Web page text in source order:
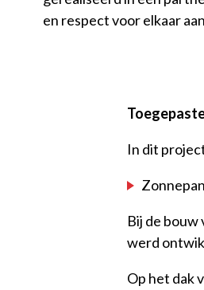
en respect voor elkaar
In dit
Bij de
werd
Op het dak